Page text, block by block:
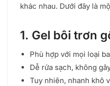
khác nhau. Dưới đây là
1. Gel bôi trơn
Phù hợp với mọi loại
Dễ rửa sạch, không
Tuy nhiên, nhanh khô